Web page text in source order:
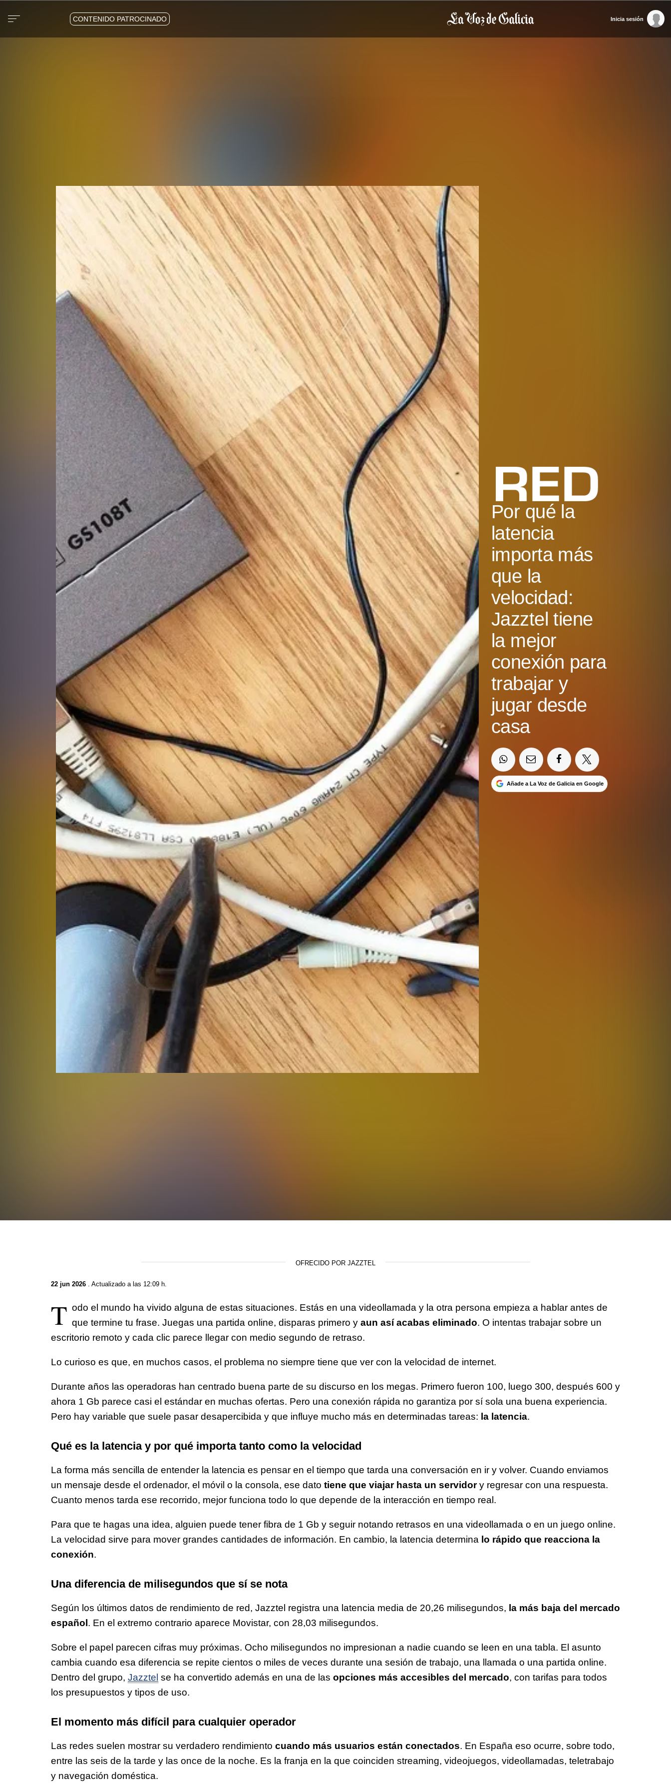
CONTENIDO PATROCINADO Inicia sesión
Por qué la
latencia
importa más
que la
velocidad:
Jazztel tiene
la mejor
conexión para
trabajar y
jugar desde
casa
Añade a La Voz de Galicia en Google
OFRECIDO POR JAZZTEL
22 jun 2026 . Actualizado a las 12:09 h.
T odo el mundo ha vivido alguna de estas situaciones. Estás en una videollamada y la otra persona empieza a hablar antes de
que termine tu frase. Juegas una partida online, disparas primero y aun así acabas eliminado. O intentas trabajar sobre un
escritorio remoto y cada clic parece llegar con medio segundo de retraso.
Lo curioso es que, en muchos casos, el problema no siempre tiene que ver con la velocidad de internet.
Durante años las operadoras han centrado buena parte de su discurso en los megas. Primero fueron 100, luego 300, después 600 y
ahora 1 Gb parece casi el estándar en muchas ofertas. Pero una conexión rápida no garantiza por sí sola una buena experiencia.
Pero hay variable que suele pasar desapercibida y que influye mucho más en determinadas tareas: la latencia.
Qué es la latencia y por qué importa tanto como la velocidad
La forma más sencilla de entender la latencia es pensar en el tiempo que tarda una conversación en ir y volver. Cuando enviamos
un mensaje desde el ordenador, el móvil o la consola, ese dato tiene que viajar hasta un servidory regresar con una respuesta.
Cuanto menos tarda ese recorrido, mejor funciona todo lo que depende de la interacción en tiempo real.
Para que te hagas una idea, alguien puede tener fibra de 1 Gb y seguir notando retrasos en una videollamada o en un juego online.
La velocidad sirve para mover grandes cantidades de información. En cambio, la latencia determina lo rápido que reacciona la
conexión.
Una diferencia de milisegundos que sí se nota
Según los últimos datos de rendimiento de red, Jazztel registra una latencia media de 20,26 milisegundos, la más baja del mercado
español . En el extremo contrario aparece Movistar, con 28,03 milisegundos.
Sobre el papel parecen cifras muy próximas. Ocho milisegundos no impresionan a nadie cuando se leen en una tabla. El asunto
cambia cuando esa diferencia se repite cientos o miles de veces durante una sesión de trabajo, una llamada o una partida online.
Dentro del grupo, Jazztel se ha convertido además en una de las opciones más accesibles del mercado, con tarifas para todos
los presupuestos y tipos de uso.
El momento más difícil para cualquier operador
Las redes suelen mostrar su verdadero rendimiento cuando más usuarios están conectados. En España eso ocurre, sobre todo,
entre las seis de la tarde y las once de la noche. Es la franja en la que coinciden streaming, videojuegos, videollamadas, teletrabajo
y navegación doméstica.